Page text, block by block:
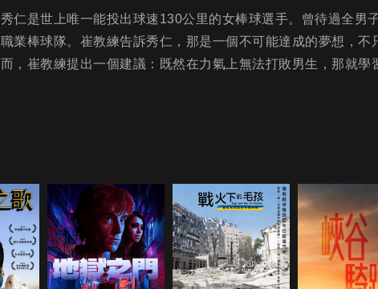
秀仁是世上唯一能投出球速130公里的女棒球選手。曾待過全男
職業棒球隊。崔教練告訴秀仁，那是一個不可能達成的夢想，
而，崔教練提出一個建議：既然在力氣上無法打敗男生，那就學